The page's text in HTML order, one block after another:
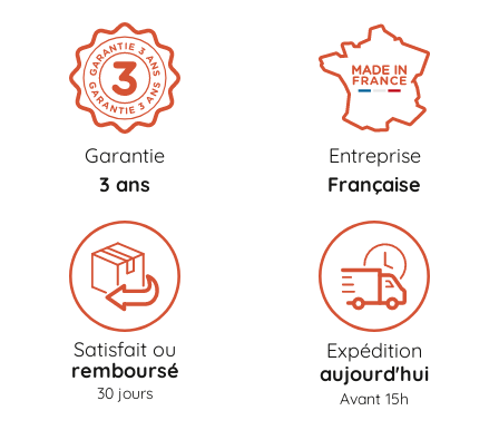
Garantie
3 ans
Entreprise
Française
Satisfait ou
remboursé
30 jours
Expédition
aujourd'hui
Avant 15h